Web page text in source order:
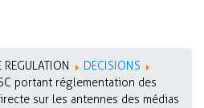
DECISIONS
portant réglementation des
sur les antennes des médias